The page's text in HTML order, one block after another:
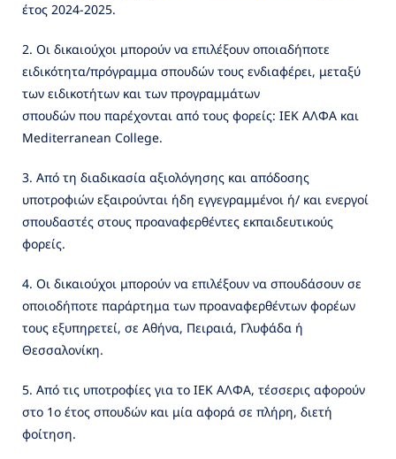
έτος 2024-2025.
2. Οι δικαιούχοι μπορούν να επιλέξουν οποιαδήποτε
ειδικότητα/πρόγραμμα σπουδών τους ενδιαφέρει, μεταξύ
των ειδικοτήτων και των προγραμμάτων
σπουδών που παρέχονται από τους φορείς: ΙΕΚ ΑΛΦΑ και
Mediterranean College.
3. Από τη διαδικασία αξιολόγησης και απόδοσης
υποτροφιών εξαιρούνται ήδη εγγεγραμμένοι ή/ και ενεργοί
σπουδαστές στους προαναφερθέντες εκπαιδευτικούς
φορείς.
4. Οι δικαιούχοι μπορούν να επιλέξουν να σπουδάσουν σε
οποιοδήποτε παράρτημα των προαναφερθέντων φορέων
τους εξυπηρετεί, σε Αθήνα, Πειραιά, Γλυφάδα ή
Θεσσαλονίκη.
5. Από τις υποτροφίες για το ΙΕΚ ΑΛΦΑ, τέσσερις αφορούν
στο 1ο έτος σπουδών και μία αφορά σε πλήρη, διετή
φοίτηση.